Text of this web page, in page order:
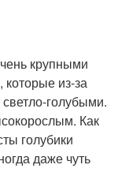
крупными
из-за
голубыми.
Как
голубики
даже чуть